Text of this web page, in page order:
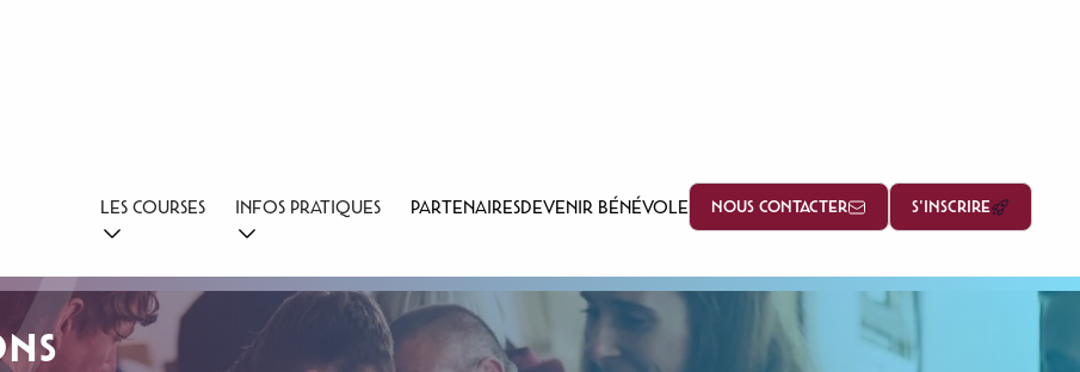
LES COURSES INFOS PRATIQUES PARTENAIRESDEVENIR BÉNÉVOLE NOUS CONTACTER S'INSCRIRE